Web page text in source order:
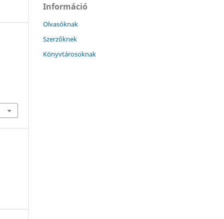
Információ
Olvasóknak
Szerzőknek
Könyvtárosoknak